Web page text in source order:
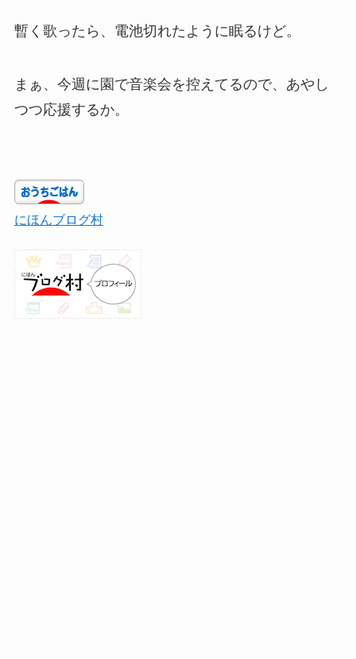
暫く歌ったら、電池切れたように眠るけど。
まぁ、今週に園で音楽会を控えてるので、あやし
つつ応援するか。
にほんブログ村